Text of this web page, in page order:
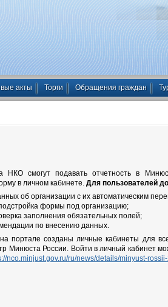
акты Торги Обращения граждан
смогут подавать отчетность в
в личном кабинете. Для пользователей
об организации с их автоматическим
формы под организацию;
заполнения обязательных полей;
по внесению данных.
портале созданы личные кабинеты для
Минюста России. Войти в личный кабинет
nco.minjust.gov.ru/ru/news/details/minyust-